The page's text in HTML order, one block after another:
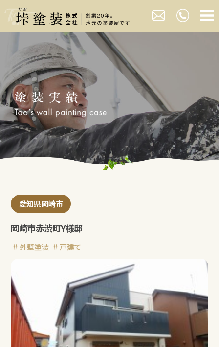
愛知県岡崎市
岡崎市赤渋町Y様邸
外壁塗装 戸建て